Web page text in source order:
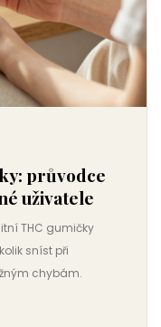
průvodce
uživatele
THC gumičky
sníst při
chybám.